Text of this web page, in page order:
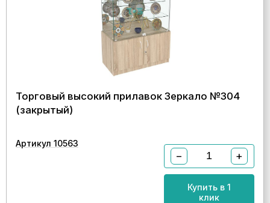
Торговый высокий прилавок Зеркало №304
(закрытый)
Артикул 10563
− +
Купить в 1
клик